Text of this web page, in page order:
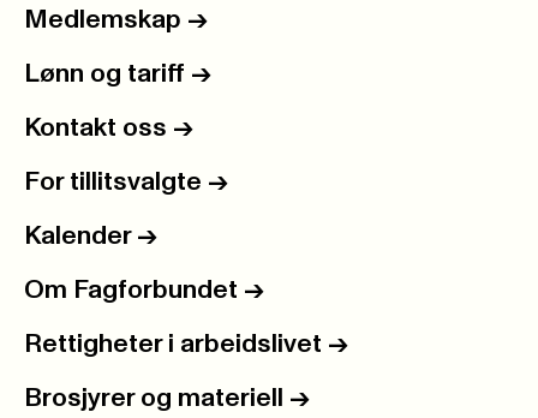
Medlemskap ->
Lønn og tariff ->
Kontakt oss ->
For tillitsvalgte ->
Kalender ->
Om Fagforbundet ->
Rettigheter i arbeidslivet ->
Brosjyrer og materiell ->